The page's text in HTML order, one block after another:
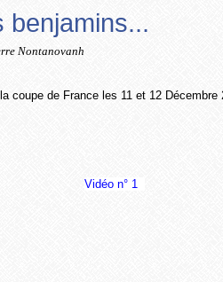
benjamins...
Nontanovanh
coupe de France les 11 et 12 Décembre
Vidéo n° 1